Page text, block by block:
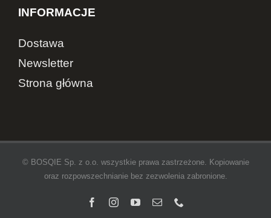
INFORMACJE
Dostawa
Newsletter
Strona główna
© BOSQIE Sp. z o.o. wszystkie prawa zastrzeżone. Kopiowanie
oraz rozpowszechnianie bez zezwolenia zabronione.
FacebookInstagramYouTube
Email